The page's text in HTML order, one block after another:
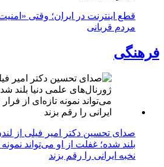
قطع اینترنت در ایران؛ وقتی
مردم قربانی
فرهنگی
صدای تحسین دکتر امیر فیلی از
بلند شده؛ غفلت از او می‌تواند
نخبه ایرانی را رقم بزند